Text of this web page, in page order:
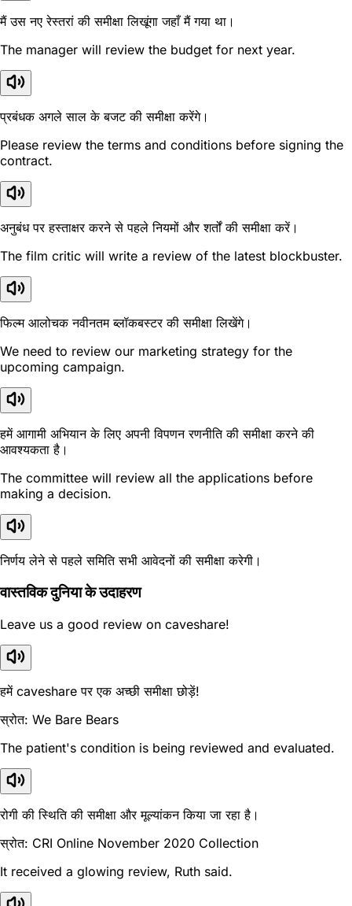
मैं उस नए रेस्तरां की समीक्षा लिखूंगा जहाँ मैं गया था।
The manager will review the budget for next year.
प्रबंधक अगले साल के बजट की समीक्षा करेंगे।
Please review the terms and conditions before signing the
contract.
अनुबंध पर हस्ताक्षर करने से पहले नियमों और शर्तों की समीक्षा करें।
The film critic will write a review of the latest blockbuster.
फिल्म आलोचक नवीनतम ब्लॉकबस्टर की समीक्षा लिखेंगे।
We need to review our marketing strategy for the
upcoming campaign.
हमें आगामी अभियान के लिए अपनी विपणन रणनीति की समीक्षा करने की
आवश्यकता है।
The committee will review all the applications before
making a decision.
निर्णय लेने से पहले समिति सभी आवेदनों की समीक्षा करेगी।
वास्तविक दुनिया के उदाहरण
Leave us a good review on caveshare!
हमें caveshare पर एक अच्छी समीक्षा छोड़ें!
स्रोत: We Bare Bears
The patient's condition is being reviewed and evaluated.
रोगी की स्थिति की समीक्षा और मूल्यांकन किया जा रहा है।
स्रोत: CRI Online November 2020 Collection
It received a glowing review, Ruth said.